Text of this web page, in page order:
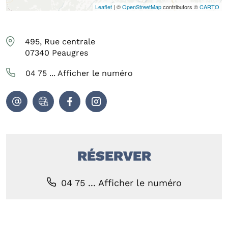
Leaflet | ©OpenStreetMapcontributors ©CARTO
495, Rue centrale
07340 Peaugres
04 75 ... Afficher le numéro
RÉSERVER
04 75 ... Afficher le numéro